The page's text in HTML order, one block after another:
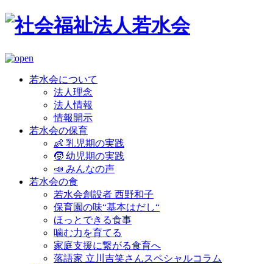
若水会について
法人理念
法人情報
情報開示
若水会の保育
👶 乳児期の実践
🧒 幼児期の実践
📣 みんなの声
若水会の食
若水会創設者 西野和子
保育園の味“基本はだし“
ほっとできる食事
噛む力を育てる
家庭支援に繋がる食育へ
落語家 立川吉笑さんスペシャルコラム